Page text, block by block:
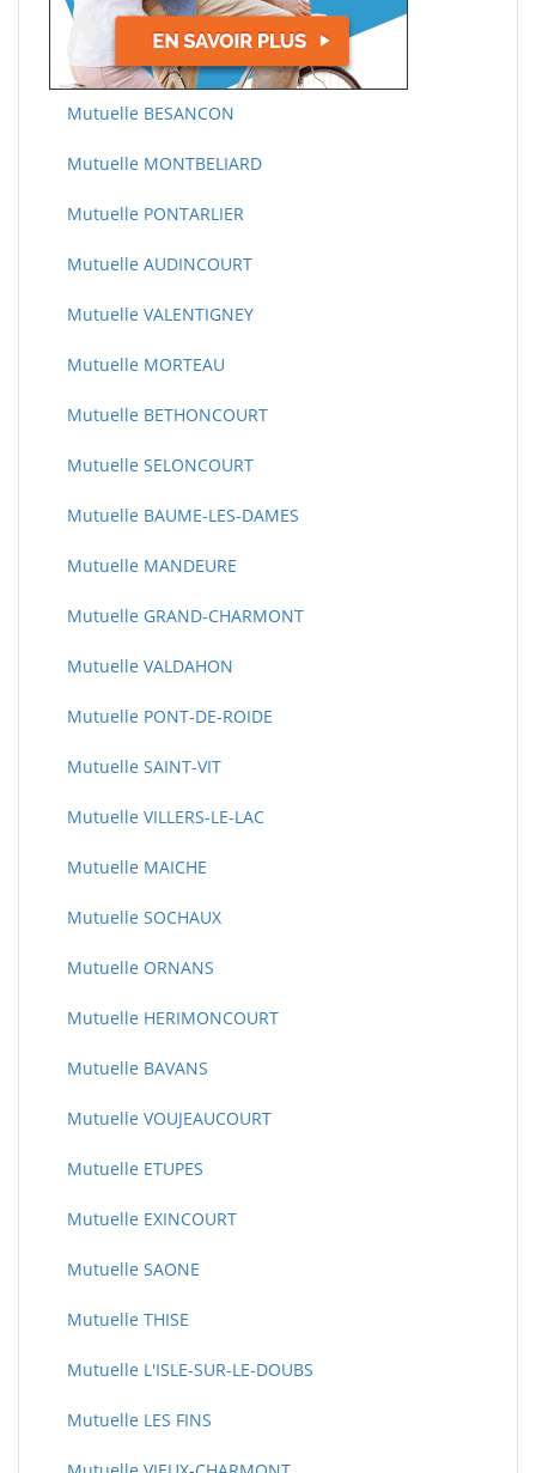
Mutuelle BESANCON
Mutuelle MONTBELIARD
Mutuelle PONTARLIER
Mutuelle AUDINCOURT
Mutuelle VALENTIGNEY
Mutuelle MORTEAU
Mutuelle BETHONCOURT
Mutuelle SELONCOURT
Mutuelle BAUME-LES-DAMES
Mutuelle MANDEURE
Mutuelle GRAND-CHARMONT
Mutuelle VALDAHON
Mutuelle PONT-DE-ROIDE
Mutuelle SAINT-VIT
Mutuelle VILLERS-LE-LAC
Mutuelle MAICHE
Mutuelle SOCHAUX
Mutuelle ORNANS
Mutuelle HERIMONCOURT
Mutuelle BAVANS
Mutuelle VOUJEAUCOURT
Mutuelle ETUPES
Mutuelle EXINCOURT
Mutuelle SAONE
Mutuelle THISE
Mutuelle L'ISLE-SUR-LE-DOUBS
Mutuelle LES FINS